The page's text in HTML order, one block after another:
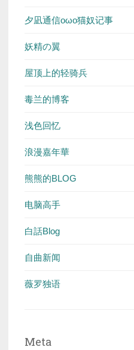
夕凪通信oωo猫奴记事
妖精の翼
屋顶上的轻骑兵
毒兰的博客
浅色回忆
浪漫嘉年華
熊熊的BLOG
电脑高手
白話Blog
自曲新闻
薇罗独语
Meta